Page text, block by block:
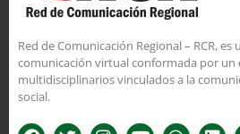
Red de Comunicación Regional – RCR,
comunicación virtual conformada por un
multidisciplinarios vinculados a la
social.